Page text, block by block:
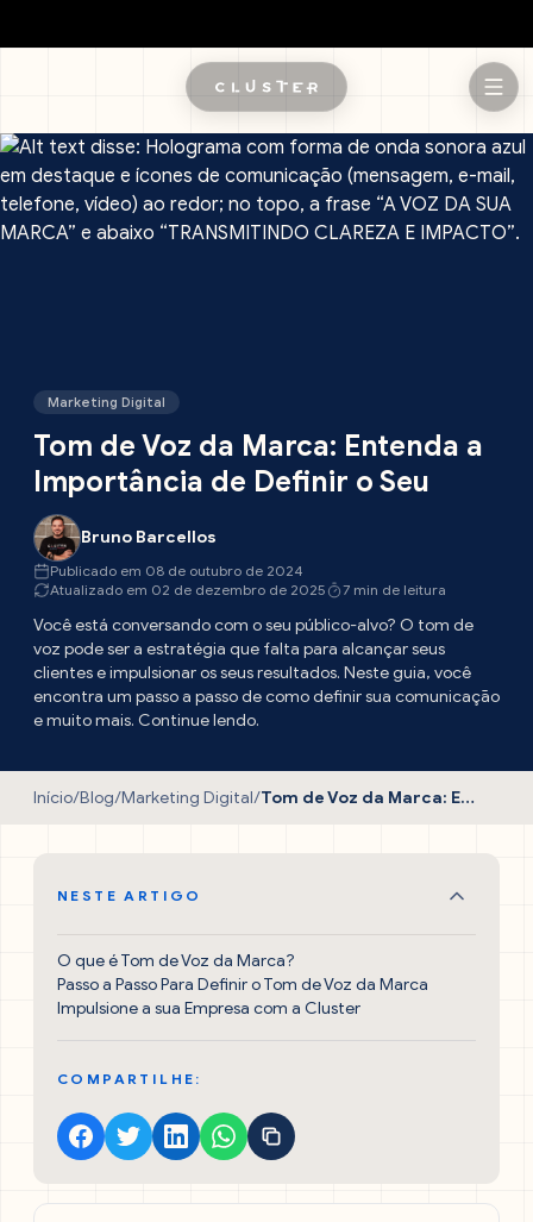
Pular para o conteúdo principal
Marketing Digital
Tom de Voz da Marca: Entenda a
Importância de Definir o Seu
Bruno Barcellos
Publicado em 08 de outubro de 2024
Atualizado em 02 de dezembro de 2025
7 min de leitura
Você está conversando com o seu público-alvo? O tom de
voz pode ser a estratégia que falta para alcançar seus
clientes e impulsionar os seus resultados. Neste guia, você
encontra um passo a passo de como definir sua comunicação
e muito mais. Continue lendo.
Início/Blog/Marketing Digital/ Tom de Voz da Marca: Entenda a Importância de Definir o Seu
NESTE ARTIGO
O que é Tom de Voz da Marca?
Passo a Passo Para Definir o Tom de Voz da Marca
Impulsione a sua Empresa com a Cluster
COMPARTILHE: